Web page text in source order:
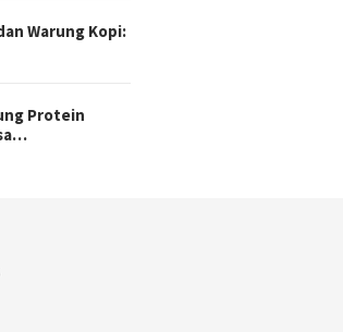
Warung Kopi:
Protein